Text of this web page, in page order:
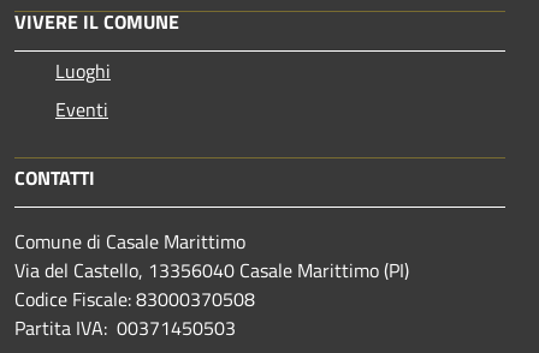
VIVERE IL COMUNE
Luoghi
Eventi
CONTATTI
Comune di Casale Marittimo
Via del Castello, 13356040 Casale Marittimo (PI)
Codice Fiscale: 83000370508
Partita IVA: 00371450503